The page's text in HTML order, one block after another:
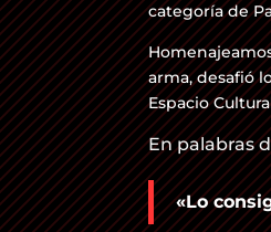
categoría de
arma, desafió
Espacio
En palabras
«Lo